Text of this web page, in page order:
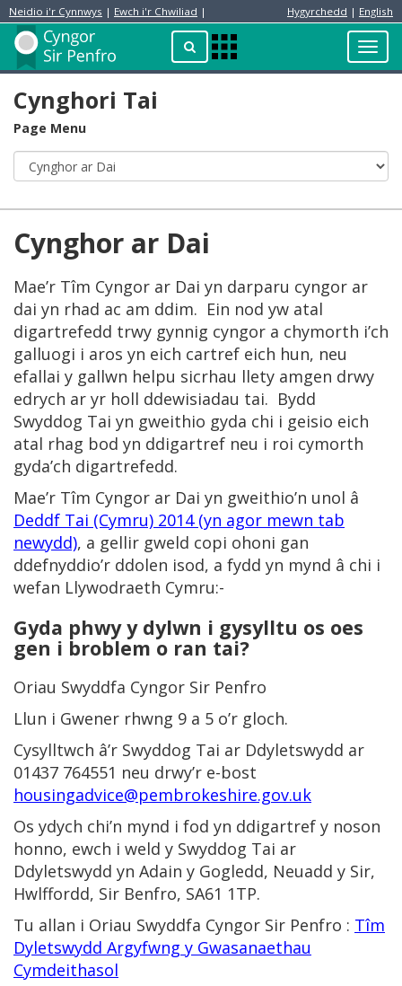
Neidio i'r Cynnwys | Ewch i'r Chwiliad | Hygyrchedd | English
ChwilioApps
Menu
Preswylydd
Cynghori Tai
Page Menu
Cynghor ar Dai
Mae’r Tîm Cyngor ar Dai yn darparu cyngor ar
dai yn rhad ac am ddim. Ein nod yw atal
digartrefedd trwy gynnig cyngor a chymorth i’ch
galluogi i aros yn eich cartref eich hun, neu
efallai y gallwn helpu sicrhau llety amgen drwy
edrych ar yr holl ddewisiadau tai. Bydd
Swyddog Tai yn gweithio gyda chi i geisio eich
atal rhag bod yn ddigartref neu i roi cymorth
gyda’ch digartrefedd.
Mae’r Tîm Cyngor ar Dai yn gweithio’n unol â
Deddf Tai (Cymru) 2014 (yn agor mewn tab
newydd), a gellir gweld copi ohoni gan
ddefnyddio’r ddolen isod, a fydd yn mynd â chi i
wefan Llywodraeth Cymru:-
Gyda phwy y dylwn i gysylltu os oes
gen i broblem o ran tai?
Oriau Swyddfa Cyngor Sir Penfro
Llun i Gwener rhwng 9 a 5 o’r gloch.
Cysylltwch â’r Swyddog Tai ar Ddyletswydd ar
01437 764551 neu drwy’r e-bost
housingadvice@pembrokeshire.gov.uk
Os ydych chi’n mynd i fod yn ddigartref y noson
honno, ewch i weld y Swyddog Tai ar
Ddyletswydd yn Adain y Gogledd, Neuadd y Sir,
Hwlffordd, Sir Benfro, SA61 1TP.
Tu allan i Oriau Swyddfa Cyngor Sir Penfro : Tîm
Dyletswydd Argyfwng y Gwasanaethau
Cymdeithasol